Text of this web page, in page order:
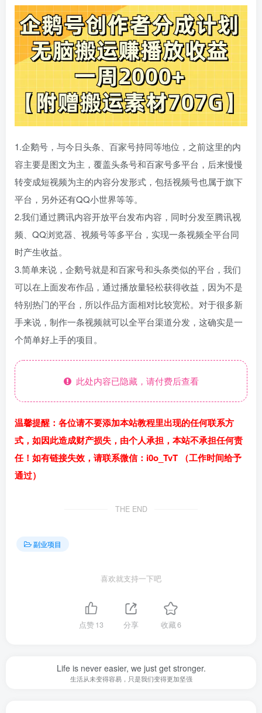
1.企鹅号，与今日头条、百家号持同等地位，之前这里的内
容主要是图文为主，覆盖头条号和百家号多平台，后来慢慢
转变成短视频为主的内容分发形式，包括视频号也属于旗下
平台，另外还有QQ小世界等等。
2.我们通过腾讯内容开放平台发布内容，同时分发至腾讯视
频、QQ浏览器、视频号等多平台，实现一条视频全平台同
时产生收益。
3.简单来说，企鹅号就是和百家号和头条类似的平台，我们
可以在上面发布作品，通过播放量轻松获得收益，因为不是
特别热门的平台，所以作品方面相对比较宽松。对于很多新
手来说，制作一条视频就可以全平台渠道分发，这确实是一
个简单好上手的项目。
此处内容已隐藏，请付费后查看
温馨提醒：各位请不要添加本站教程里出现的任何联系方
式，如因此造成财产损失，由个人承担，本站不承担任何责
任！如有链接失效，请联系微信：i0o_TvT （工作时间给予
通过）
THE END
副业项目
喜欢就支持一下吧
点赞13 分享 收藏6
Life is never easier, we just get stronger.
生活从未变得容易，只是我们变得更加坚强